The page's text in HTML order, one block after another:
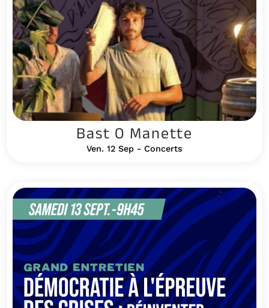
Bast O Manette
Ven. 12 Sep - Concerts